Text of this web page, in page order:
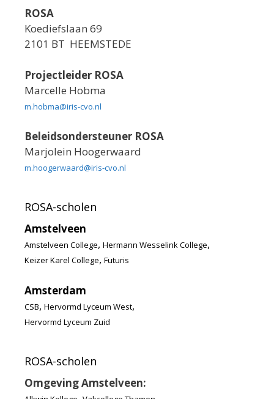
ROSA
Koediefslaan 69
2101 BT HEEMSTEDE
Projectleider ROSA
Marcelle Hobma
m.hobma@iris-cvo.nl
Beleidsondersteuner ROSA
Marjolein Hoogerwaard
m.hoogerwaard@iris-cvo.nl
ROSA-scholen
Amstelveen
Amstelveen College, Hermann Wesselink College,
Keizer Karel College, Futuris
Amsterdam
CSB, Hervormd Lyceum West,
Hervormd Lyceum Zuid
ROSA-scholen
Omgeving Amstelveen: